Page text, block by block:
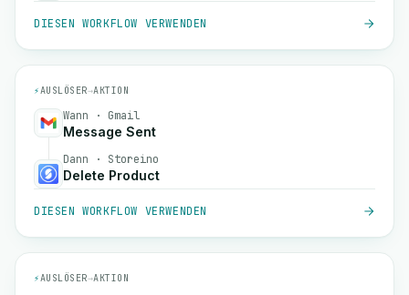
DIESEN WORKFLOW VERWENDEN
⚡AUSLÖSER→AKTION
Wann · Gmail
Message Sent
Dann · Storeino
Delete Product
DIESEN WORKFLOW VERWENDEN
⚡AUSLÖSER→AKTION